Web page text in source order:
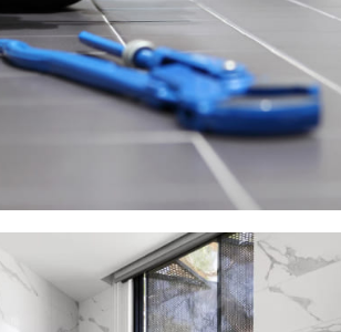
Install Discount